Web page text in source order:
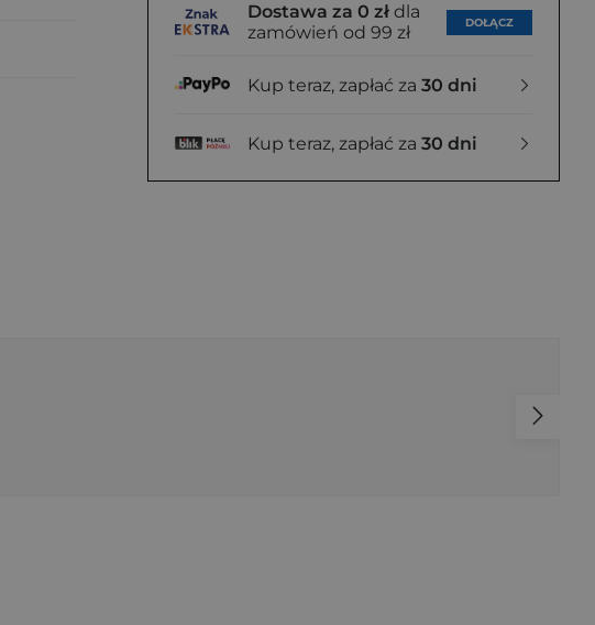
Dostawa za 0 zł dla
zamówień od 99 zł
DOŁĄCZ
Kup teraz, zapłać za 30 dni
Kup teraz, zapłać za 30 dni